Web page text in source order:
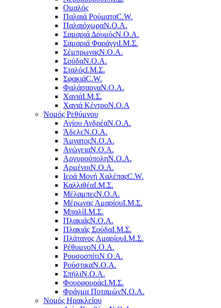
Ομαλός
Παλαιά ΡούματαC.W.
ΠαλαιόχωραΝ.Ο.Α.
Σαμαριά ΔρυμόςΝ.Ο.Α.
Σαμαριά ΦαράγγιΙ.Μ.Σ.
ΣέμπρωναςΝ.Ο.Α.
ΣούδαΝ.Ο.Α.
ΣταλόςΙ.Μ.Σ.
ΣφακιάC.W.
ΦαλάσαρναΝ.Ο.Α.
ΧανιάΙ.Μ.Σ.
Χανιά ΚέντροN.O.A
Νομός Ρεθύμνου
Αγίου ΑνδρέαΝ.Ο.Α.
ΆδελεΝ.Ο.Α.
ΆμνατοςΝ.Ο.Α.
ΑνώγειαΝ.Ο.Α.
ΑργυρούποληΝ.Ο.Α.
ΑρμένοιΝ.Ο.Α.
Ιερά Μονή ΧαλέπαςC.W.
ΚαλλιθέαΙ.Μ.Σ.
ΜέλαμπεςΝ.Ο.Α.
Μέρωνας ΑμαρίουΙ.Μ.Σ.
ΜπαλίΙ.Μ.Σ.
ΠλακιάςΝ.Ο.Α.
Πλακιάς ΣούδαΙ.Μ.Σ.
Πλάτανος ΑμαρίουΙ.Μ.Σ.
ΡέθυμνοΝ.Ο.Α.
ΡουσοσπίτιΝ.Ο.Α.
ΡούστικαΝ.Ο.Α.
ΣπήλιΝ.Ο.Α.
ΦουρφουράςΙ.Μ.Σ.
Φράγμα ΠοταμώνΝ.Ο.Α.
Νομός Ηρακλείου